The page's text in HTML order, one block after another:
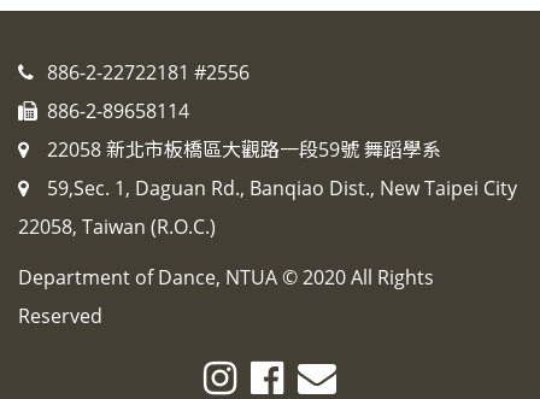
886-2-22722181 #2556
886-2-89658114
22058 新北市板橋區大觀路一段59號 舞蹈學系
59,Sec. 1, Daguan Rd., Banqiao Dist., New Taipei City
22058, Taiwan (R.O.C.)
Department of Dance, NTUA © 2020 All Rights
Reserved